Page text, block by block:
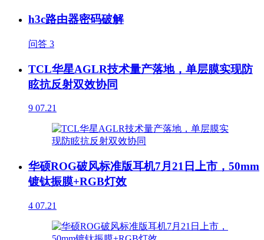
h3c路由器密码破解
问答 3
TCL华星AGLR技术量产落地，单层膜实现防
眩抗反射双效协同
9 07.21
华硕ROG破风标准版耳机7月21日上市，50mm
镀钛振膜+RGB灯效
4 07.21